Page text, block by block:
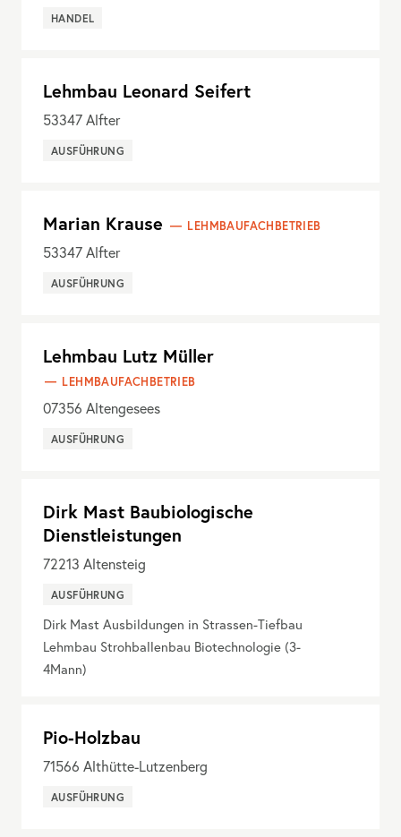
HANDEL
Lehmbau Leonard Seifert
53347Alfter
AUSFÜHRUNG
Marian Krause LEHMBAUFACHBETRIEB
53347Alfter
AUSFÜHRUNG
Lehmbau Lutz Müller
LEHMBAUFACHBETRIEB
07356 Altengesees
AUSFÜHRUNG
Dirk Mast Baubiologische
Dienstleistungen
72213 Altensteig
AUSFÜHRUNG
Dirk Mast Ausbildungen in Strassen-Tiefbau
Lehmbau Strohballenbau Biotechnologie (3-
4Mann)
Pio-Holzbau
71566 Althütte-Lutzenberg
AUSFÜHRUNG